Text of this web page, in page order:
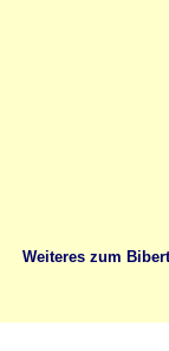
Weiteres zum